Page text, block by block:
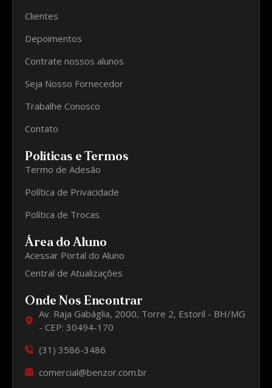
Clientes
Depoimentos
Contrate nossos alunos
Seja Nosso Fornecedor
Trabalhe Conosco
Contato
Políticas e Termos
Termo de Adesão
Política de Privacidade
Política de Trocas
Área do Aluno
Acessar Portal do Aluno
Central de Atualizações
Onde Nos Encontrar
Av. Raja Gabáglia, 2000, Torre 2, Estoril - BH/MG
- CEP: 30494-170
(31) 3586-3486
comercial@benzor.com.br